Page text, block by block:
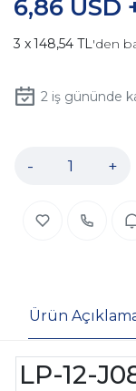
6,86 USD
148,54 TL'den
2iş gününde
- +
Ürün
LP-12-